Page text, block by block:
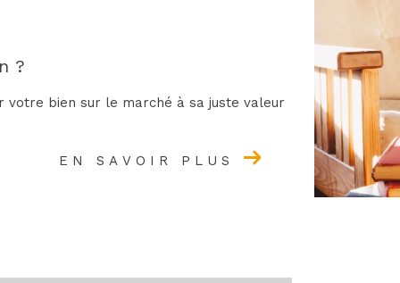
?
bien sur le marché à sa juste valeur
EN SAVOIR PLUS